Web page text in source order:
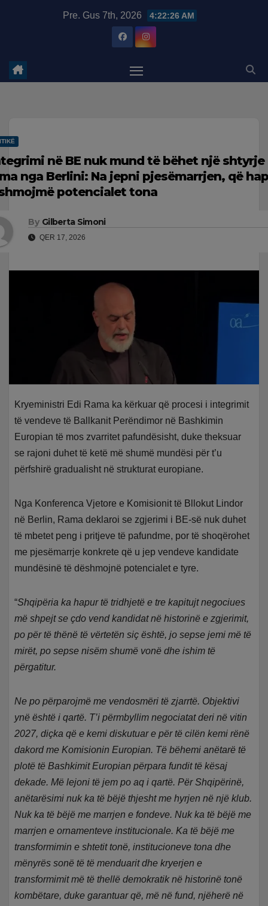
Pre. Gus 7th, 2026 4:22:27 AM
në BE nuk mund të bëhet një shtyrje
nga Berlini: Na jepni pjesëmarrjen, që
potencialet tona
By Gilberta Simoni
QER 17, 2026
Kryeministri Edi Rama ka kërkuar që procesi i integrimit
të vendeve të Ballkanit Perëndimor në Bashkimin
Europian të mos zvarritet pafundësisht, duke theksuar
se rajoni duhet të ketë më shumë mundësi për t’u
përfshirë gradualisht në strukturat europiane.
Nga Konferenca Vjetore e Komisionit të Bllokut Lindor
në Berlin, Rama deklaroi se zgjerimi i BE-së nuk duhet
të mbetet peng i pritjeve të pafundme, por të shoqërohet
me pjesëmarrje konkrete që u jep vendeve kandidate
mundësinë të dëshmojnë potencialet e tyre.
“Shqipëria ka hapur të tridhjetë e tre kapitujt negociues
më shpejt se çdo vend kandidat në historinë e zgjerimit,
po për të thënë të vërtetën siç është, jo sepse jemi më të
mirët, po sepse nisëm shumë vonë dhe ishim të
përgatitur.
Ne po përparojmë me vendosmëri të zjarrtë. Objektivi
ynë është i qartë. T’i përmbyllim negociatat deri në vitin
2027, diçka që e kemi diskutuar e për të cilën kemi rënë
dakord me Komisionin Europian. Të bëhemi anëtarë të
plotë të Bashkimit Europian përpara fundit të kësaj
dekade. Më lejoni të jem po aq i qartë. Për Shqipërinë,
anëtarësimi nuk ka të bëjë thjesht me hyrjen në një klub.
Nuk ka të bëjë me marrjen e fondeve. Nuk ka të bëjë me
marrjen e ornamenteve institucionale. Ka të bëjë me
transformimin e shtetit tonë, institucioneve tona dhe
mënyrës sonë të të menduarit dhe kryerjen e
transformimit më të thellë demokratik në historinë tonë
kombëtare, duke garantuar që, më në fund, njëherë në